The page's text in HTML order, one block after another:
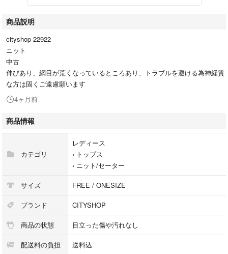
商品説明
cityshop 22922
ニット
中古
伸びあり、網目が荒くなっているところあり、トラブルを避ける為神経質
な方は固くご遠慮願います
4ヶ月前
商品情報
カテゴリ
レディース
› トップス
› ニット/セーター
サイズ FREE / ONESIZE
ブランド CITYSHOP
商品の状態 目立った傷や汚れなし
配送料の負担 送料込